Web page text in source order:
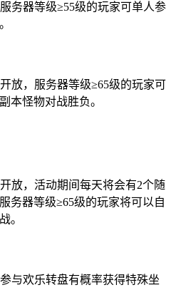
务器等级≥55级的玩家可单人参
放，服务器等级≥65级的玩家可
本怪物对战胜负。
放，活动期间每天将会有2个随
务器等级≥65级的玩家将可以自
。
与欢乐转盘有概率获得特殊坐